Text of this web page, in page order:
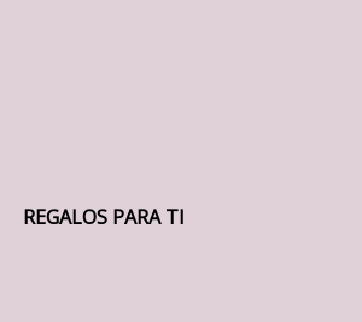
REGALOS PARA TI